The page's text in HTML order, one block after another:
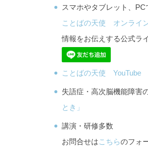
スマホやタブレット、
ことばの天使 オンライ
情報をお伝えする公式ラ
ことばの天使 YouTube
失語症・高次脳機能障害
とき」
講演・研修多数
お問合せはこちらのフォ